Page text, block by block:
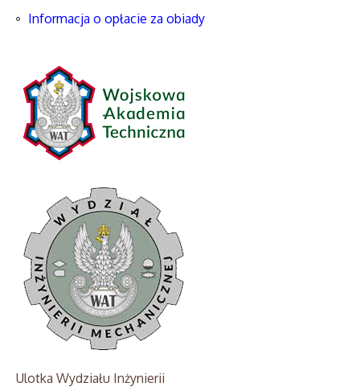
Informacja o opłacie za obiady
Ulotka Wydziału Inżynierii